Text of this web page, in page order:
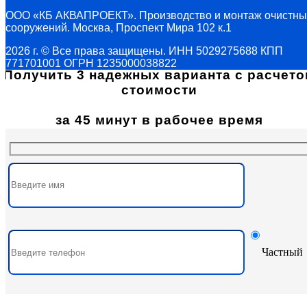
ООО «КБ АКВАПРОЕКТ». Производство и монтаж
сооружений. Москва, Проспект Мира 102 к.1
2026 г. © Все права защищены. ИНН 5029275688 КПП
771701001 ОГРН 1235000038822
Получить 3 надежных варианта с
стоимости
за 45 минут в рабочее время
Частный